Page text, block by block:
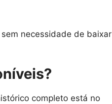
necessidade de baixar
completo está no